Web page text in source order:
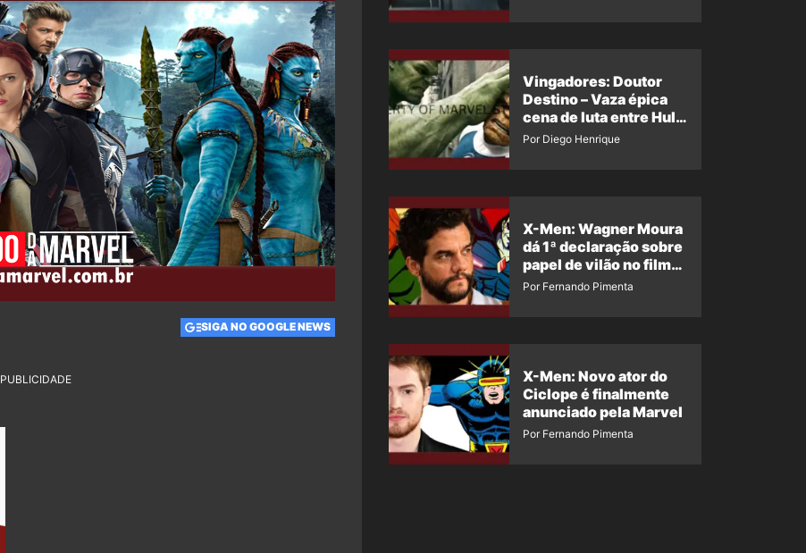
SIGA NO GOOGLE NEWS
PUBLICIDADE
Vingadores: Doutor
Destino – Vaza épica
cena de luta entre Hulk
e o Coisa
Por Diego Henrique
X-Men: Wagner Moura
dá 1ª declaração sobre
papel de vilão no filme
da Marvel
Por Fernando Pimenta
X-Men: Novo ator do
Ciclope é finalmente
anunciado pela Marvel
Por Fernando Pimenta